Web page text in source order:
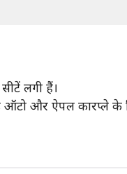
लगी हैं।
और ऐपल कारप्ले के